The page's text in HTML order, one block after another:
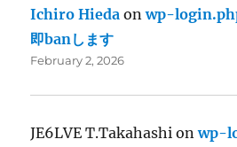
Ichiro Hieda onwp-
即banします
February 2, 2026
JE6LVE T.Takahashi onwp-